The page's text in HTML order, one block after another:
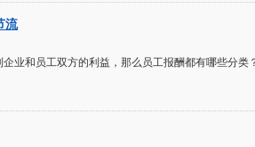
流
业和员工双方的利益，那么员工报酬都有哪些分